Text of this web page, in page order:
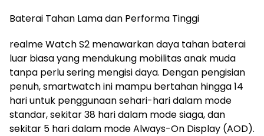
Baterai Tahan Lama dan Performa Tinggi
realme Watch S2 menawarkan daya tahan baterai
luar biasa yang mendukung mobilitas anak muda
tanpa perlu sering mengisi daya. Dengan pengisian
penuh, smartwatch ini mampu bertahan hingga 14
hari untuk penggunaan sehari-hari dalam mode
standar, sekitar 38 hari dalam mode siaga, dan
sekitar 5 hari dalam mode Always-On Display (AOD).